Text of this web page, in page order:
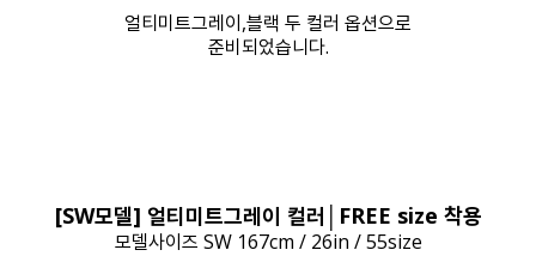
얼티미트그레이,블랙 두 컬러 옵션으로
준비되었습니다.
[SW모델] 얼티미트그레이 컬러│FREE size 착용
모델사이즈 SW 167cm / 26in / 55size